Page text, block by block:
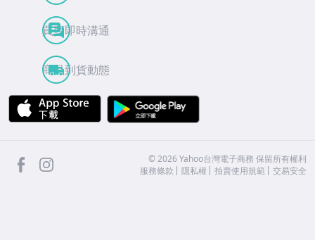
買賣即時溝通
商品到貨動態
APP Store
facebook ©2026 Yahoo台灣電子商務 保留所有權利
服務條款
隱私權 拍賣使用規範 交易安全